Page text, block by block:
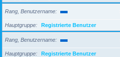
Rang, Benutzername
Hauptgruppe Registrierte Benutzer
Rang, Benutzername
Hauptgruppe Registrierte Benutzer